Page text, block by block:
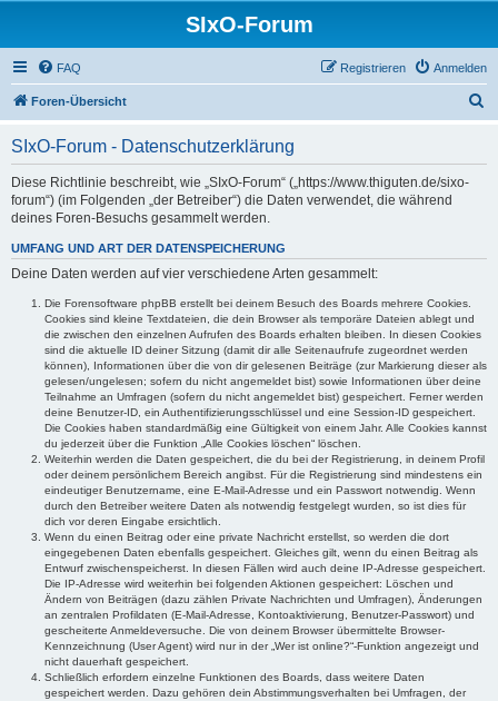
SIxO-Forum
FAQ Anmelden
Registrieren
Foren-Übersicht
SIxO-Forum - Datenschutzerklärung
Diese Richtlinie beschreibt, wie „SIxO-Forum“ („https://www.thiguten.de/sixo-
forum“) (im Folgenden „der Betreiber“) die Daten verwendet, die während
deines Foren-Besuchs gesammelt werden.
UMFANG UND ART DER DATENSPEICHERUNG
Deine Daten werden auf vier verschiedene Arten gesammelt:
Die Forensoftware phpBB erstellt bei deinem Besuch des Boards mehrere Cookies.
Cookies sind kleine Textdateien, die dein Browser als temporäre Dateien ablegt und
die zwischen den einzelnen Aufrufen des Boards erhalten bleiben. In diesen Cookies
sind die aktuelle ID deiner Sitzung (damit dir alle Seitenaufrufe zugeordnet werden
können), Informationen über die von dir gelesenen Beiträge (zur Markierung dieser als
gelesen/ungelesen; sofern du nicht angemeldet bist) sowie Informationen über deine
Teilnahme an Umfragen (sofern du nicht angemeldet bist) gespeichert. Ferner werden
deine Benutzer-ID, ein Authentifizierungsschlüssel und eine Session-ID gespeichert.
Die Cookies haben standardmäßig eine Gültigkeit von einem Jahr. Alle Cookies kannst
du jederzeit über die Funktion „Alle Cookies löschen“ löschen.
Weiterhin werden die Daten gespeichert, die du bei der Registrierung, in deinem Profil
oder deinem persönlichem Bereich angibst. Für die Registrierung sind mindestens ein
eindeutiger Benutzername, eine E-Mail-Adresse und ein Passwort notwendig. Wenn
durch den Betreiber weitere Daten als notwendig festgelegt wurden, so ist dies für
dich vor deren Eingabe ersichtlich.
Wenn du einen Beitrag oder eine private Nachricht erstellst, so werden die dort
eingegebenen Daten ebenfalls gespeichert. Gleiches gilt, wenn du einen Beitrag als
Entwurf zwischenspeicherst. In diesen Fällen wird auch deine IP-Adresse gespeichert.
Die IP-Adresse wird weiterhin bei folgenden Aktionen gespeichert: Löschen und
Ändern von Beiträgen (dazu zählen Private Nachrichten und Umfragen), Änderungen
an zentralen Profildaten (E-Mail-Adresse, Kontoaktivierung, Benutzer-Passwort) und
gescheiterte Anmeldeversuche. Die von deinem Browser übermittelte Browser-
Kennzeichnung (User Agent) wird nur in der „Wer ist online?“-Funktion angezeigt und
nicht dauerhaft gespeichert.
Schließlich erfordern einzelne Funktionen des Boards, dass weitere Daten
gespeichert werden. Dazu gehören dein Abstimmungsverhalten bei Umfragen, der